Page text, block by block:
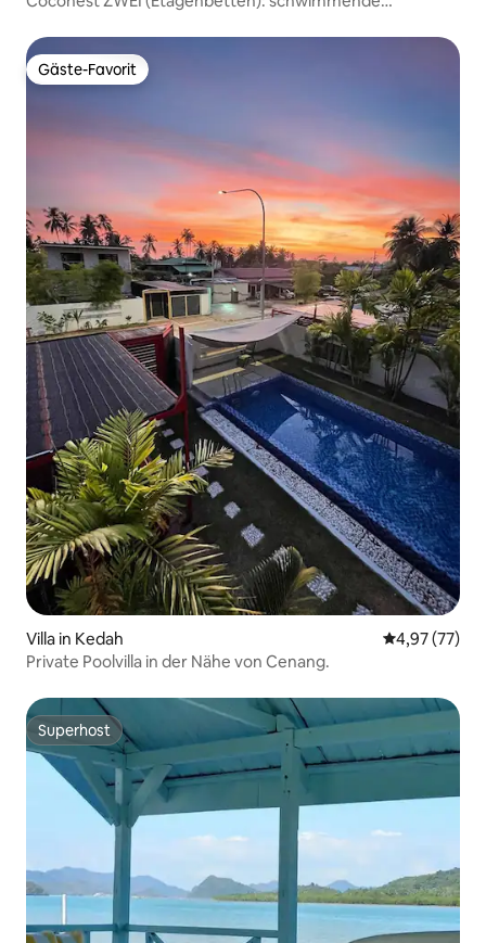
Gäste-Favorit
Gäste-Favorit
Villa in Kedah
4,97 (77)
Private Poolvilla in der Nähe von Cenang.
Superhost
Superhost